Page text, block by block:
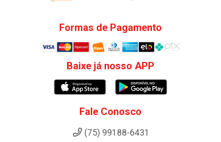
Formas de Pagamento
Baixe já nosso APP
Fale Conosco
(75) 99188-6431